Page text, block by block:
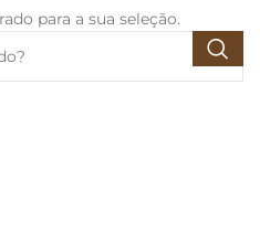
para a sua seleção.